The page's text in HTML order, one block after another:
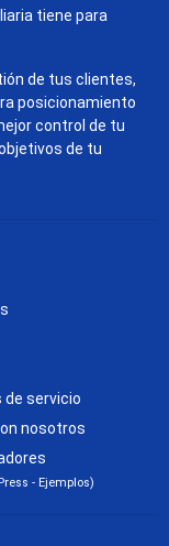
tiene para
de tus clientes,
posicionamiento
control de tu
de tu
de servicio
nosotros
- Ejemplos)